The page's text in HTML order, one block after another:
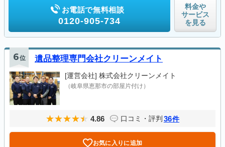
お電話で無料相談
0120-905-734
料金や
サービス
を見る
6位 遺品整理専門会社クリーンメイト
[運営会社] 株式会社クリーンメイト
（岐阜県恵那市の部屋片付け）
4.86 口コミ・評判 36件
お気に入りに追加